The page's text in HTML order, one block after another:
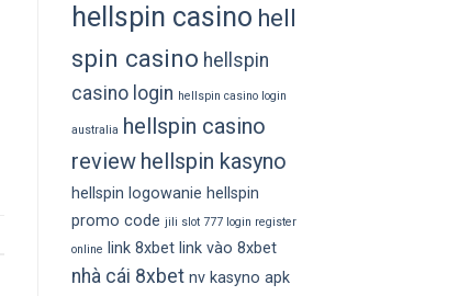
hellspin casino hell
spin casino hellspin
casino login hellspin casino login
australia hellspin casino
review hellspin kasyno
hellspin logowanie hellspin
promo code jili slot 777 login register
online
link 8xbet link vào 8xbet
nhà cái 8xbet nv kasyno apk